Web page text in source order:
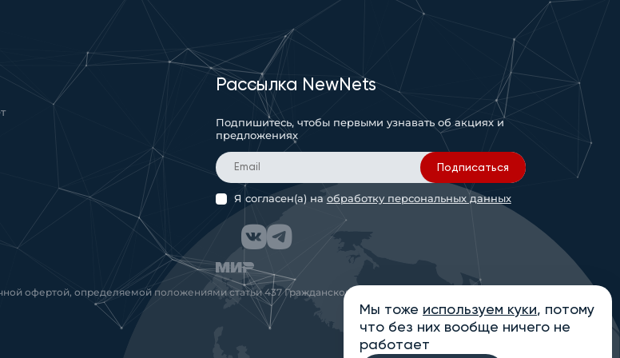
Рассылка NewNets
Подпишитесь, чтобы первыми узнавать об акциях и
предложениях
Подписаться
Я согласен(а) на обработку персональных данных
офертой, определяемой положениями статьи 437 Гражданского кодекса РФ
Мы тоже используем куки, потому
что без них вообще ничего не
работает